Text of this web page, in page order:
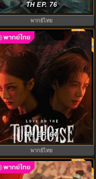
(2024) พากย์ไทย 1-38 (จบ)
TH EP. 76
พากย์ไทย
ครามพิฆาต (2025) Love on the
Land พากย์ไทย EP.1-32
8.0 พากย์ไทย
TH EP. 64
พากย์ไทย
8.0 พากย์ไทย